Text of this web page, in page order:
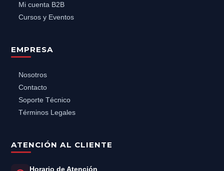
Mi cuenta B2B
Cursos y Eventos
EMPRESA
Nosotros
Contacto
Soporte Técnico
Términos Legales
ATENCIÓN AL CLIENTE
Horario de Atención